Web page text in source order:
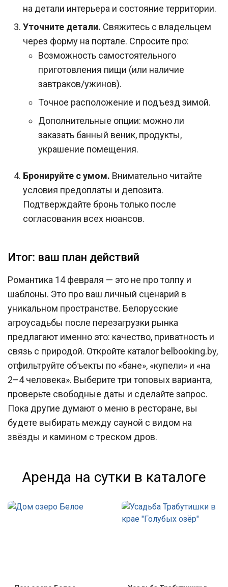
на детали интерьера и состояние территории.
Уточните детали. Свяжитесь с владельцем
через форму на портале. Спросите про:
Возможность самостоятельного
приготовления пищи (или наличие
завтраков/ужинов).
Точное расположение и подъезд зимой.
Дополнительные опции: можно ли
заказать банный веник, продукты,
украшение помещения.
Бронируйте с умом. Внимательно читайте
условия предоплаты и депозита.
Подтверждайте бронь только после
согласования всех нюансов.
Итог: ваш план действий
Романтика 14 февраля — это не про толпу и
шаблоны. Это про ваш личный сценарий в
уникальном пространстве. Белорусские
агроусадьбы после перезагрузки рынка
предлагают именно это: качество, приватность и
связь с природой. Откройте каталог belbooking.by,
отфильтруйте объекты по «бане», «купели» и «на
2–4 человека». Выберите три топовых варианта,
проверьте свободные даты и сделайте запрос.
Пока другие думают о меню в ресторане, вы
будете выбирать между сауной с видом на
звёзды и камином с треском дров.
Аренда на сутки в каталоге